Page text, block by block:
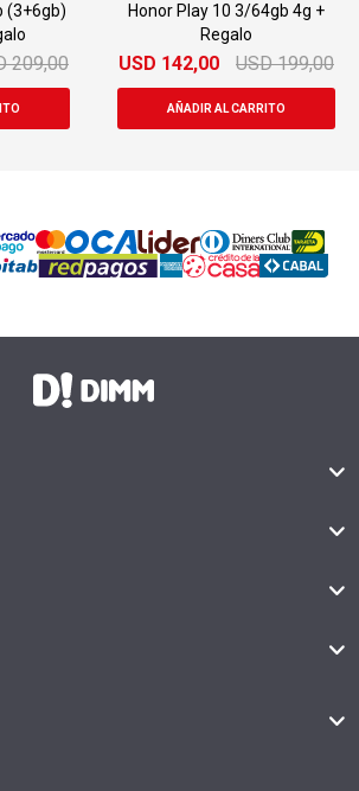
209,00
Honor Play 10 3/64gb 4g +
Regalo
USD 142,00 USD 199,00